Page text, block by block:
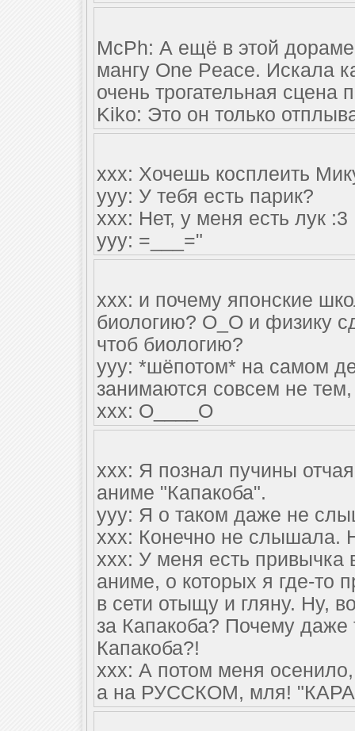
McPh: А ещё в этой
мангу One Peace. Искала
очень трогательная
Kiko: Это он только
xxx: Хочешь косплеить
yyy: У тебя есть парик?
xxx: Нет, у меня есть лук :3
yyy: =___="
xxx: и почему японские
биологию? О_О и физику
чтоб биологию?
yyy: *шёпотом* на самом
занимаются совсем не
xxx: О____О
xxx: Я познал пучины
аниме "Капакоба".
yyy: Я о таком даже не
ххх: Конечно не слышала.
ххх: У меня есть привычка
аниме, о которых я где-то
в сети отыщу и гляну. Ну,
за Капакоба? Почему даже
Капакоба?!
ххх: А потом меня
а на РУССКОМ, мля!